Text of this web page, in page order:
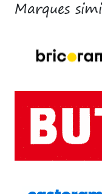
Marques